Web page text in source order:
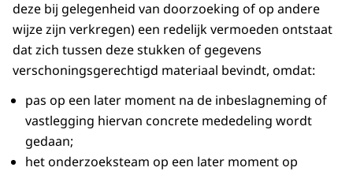
deze bij gelegenheid van doorzoeking of op andere
wijze zijn verkregen) een redelijk vermoeden ontstaat
dat zich tussen deze stukken of gegevens
verschoningsgerechtigd materiaal bevindt, omdat:
pas op een later moment na de inbeslagneming of
vastlegging hiervan concrete mededeling wordt
gedaan;
het onderzoeksteam op een later moment op